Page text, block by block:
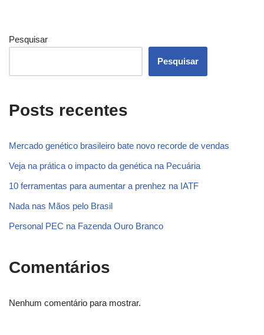
Pesquisar
Pesquisar
Posts recentes
Mercado genético brasileiro bate novo recorde de vendas
Veja na prática o impacto da genética na Pecuária
10 ferramentas para aumentar a prenhez na IATF
Nada nas Mãos pelo Brasil
Personal PEC na Fazenda Ouro Branco
Comentários
Nenhum comentário para mostrar.